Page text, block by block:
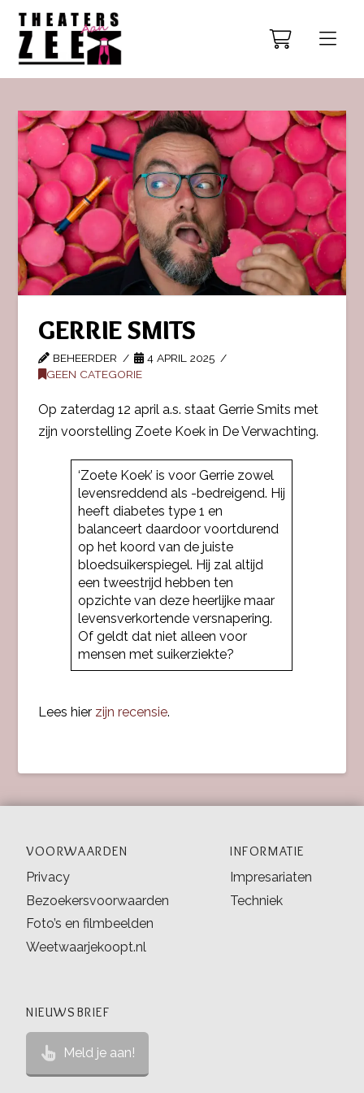
GERRIE SMITS
BEHEERDER
4 APRIL 2025
GEEN CATEGORIE
Op zaterdag 12 april a.s. staat Gerrie Smits met
zijn voorstelling Zoete Koek in De Verwachting.
‘Zoete Koek’ is voor Gerrie zowel
levensreddend als -bedreigend. Hij
heeft diabetes type 1 en
balanceert daardoor voortdurend
op het koord van de juiste
bloedsuikerspiegel. Hij zal altijd
een tweestrijd hebben ten
opzichte van deze heerlijke maar
levensverkortende versnapering.
Of geldt dat niet alleen voor
mensen met suikerziekte?
Lees hier zijn recensie.
VOORWAARDEN
Privacy
Bezoekersvoorwaarden
Foto’s en filmbeelden
Weetwaarjekoopt.nl
INFORMATIE
Impresariaten
Techniek
NIEUWSBRIEF
Meld je aan!